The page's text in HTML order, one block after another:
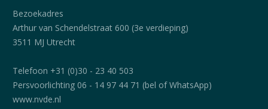
Bezoekadres
Arthur van Schendelstraat 600 (3e verdieping)
3511 MJ Utrecht
Telefoon +31 (0)30 - 23 40 503
Persvoorlichting 06 - 14 97 44 71 (bel of WhatsApp)
www.nvde.nl